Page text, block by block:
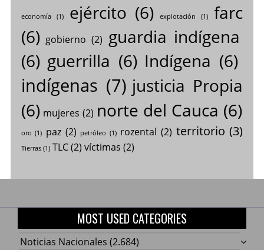
economía(1) ejército (6) explotación (1)
farc
(6) gobierno (2) guardia indígena
(6) guerrilla (6) Indígena (6)
indígenas (7) justicia Propia
(6) mujeres (2) norte del Cauca (6)
oro (1) paz (2) petróleo (1) rozental (2) territorio (3)
Tierras(1) TLC(2) víctimas (2)
MOST USED CATEGORIES
Noticias Nacionales (2.684)